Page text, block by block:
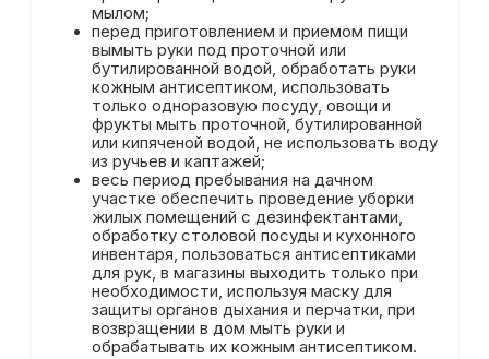
мылом;
перед приготовлением и приемом пищи
вымыть руки под проточной или
бутилированной водой, обработать руки
кожным антисептиком, использовать
только одноразовую посуду, овощи и
фрукты мыть проточной, бутилированной
или кипяченой водой, не использовать воду
из ручьев и каптажей;
весь период пребывания на дачном
участке обеспечить проведение уборки
жилых помещений с дезинфектантами,
обработку столовой посуды и кухонного
инвентаря, пользоваться антисептиками
для рук, в магазины выходить только при
необходимости, используя маску для
защиты органов дыхания и перчатки, при
возвращении в дом мыть руки и
обрабатывать их кожным антисептиком.